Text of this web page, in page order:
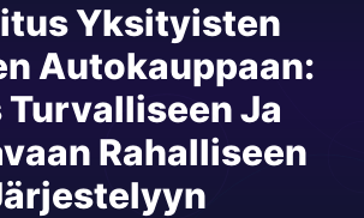
Yksityisten
Autokauppaan:
Turvalliseen Ja
Rahalliseen